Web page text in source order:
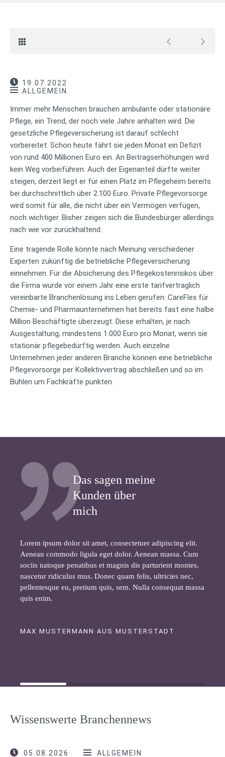
19.07.2022
ALLGEMEIN
Immer mehr Menschen brauchen ambulante oder stationäre
Pflege, ein Trend, der noch viele Jahre anhalten wird. Die
gesetzliche Pflegeversicherung ist darauf schlecht
vorbereitet: Schon heute fährt sie jeden Monat ein Defizit
von rund 400 Millionen Euro ein. An Beitragserhöhungen wird
kein Weg vorbeiführen. Auch der Eigenanteil dürfte weiter
steigen, derzeit liegt er für einen Platz im Pflegeheim bereits
bei durchschnittlich über 2.100 Euro. Private Pflegevorsorge
wird somit für alle, die nicht über ein Vermögen verfügen,
noch wichtiger. Bisher zeigen sich die Bundesbürger allerdings
nach wie vor zurückhaltend.
Eine tragende Rolle könnte nach Meinung verschiedener
Experten zukünftig die betriebliche Pflegeversicherung
einnehmen. Für die Absicherung des Pflegekostenrisikos über
die Firma wurde vor einem Jahr eine erste tarifvertraglich
vereinbarte Branchenlösung ins Leben gerufen: CareFlex für
Chemie- und Pharmaunternehmen hat bereits fast eine halbe
Million Beschäftigte überzeugt. Diese erhalten, je nach
Ausgestaltung, mindestens 1.000 Euro pro Monat, wenn sie
stationär pflegebedürftig werden. Auch einzelne
Unternehmen jeder anderen Branche können eine betriebliche
Pflegevorsorge per Kollektivvertrag abschließen und so im
Buhlen um Fachkräfte punkten.
Das sagen meine
Kunden über
mich
Lorem ipsum dolor sit amet, consectetuer adipiscing elit.
Aenean commodo ligula eget dolor. Aenean massa. Cum
sociis natoque penatibus et magnis dis parturient montes,
nascetur ridiculus mus. Donec quam felis, ultricies nec,
pellentesque eu, pretium quis, sem. Nulla consequat massa
quis enim.
MAX MUSTERMANN AUS MUSTERSTADT
Wissenswerte Branchennews
05.08.2026 ALLGEMEIN